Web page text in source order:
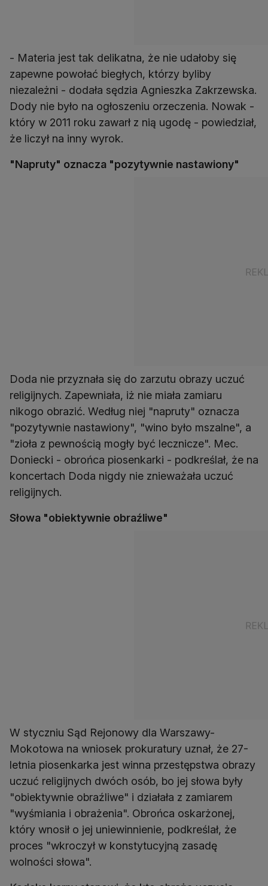
- Materia jest tak delikatna, że nie udałoby się
zapewne powołać biegłych, którzy byliby
niezależni - dodała sędzia Agnieszka Zakrzewska.
Dody nie było na ogłoszeniu orzeczenia. Nowak -
który w 2011 roku zawarł z nią ugodę - powiedział,
że liczył na inny wyrok.
"Napruty" oznacza "pozytywnie nastawiony"
Doda nie przyznała się do zarzutu obrazy uczuć
religijnych. Zapewniała, iż nie miała zamiaru
nikogo obrazić. Według niej "napruty" oznacza
"pozytywnie nastawiony", "wino było mszalne", a
"zioła z pewnością mogły być lecznicze". Mec.
Doniecki - obrońca piosenkarki - podkreślał, że na
koncertach Doda nigdy nie znieważała uczuć
religijnych.
Słowa "obiektywnie obraźliwe"
W styczniu Sąd Rejonowy dla Warszawy-
Mokotowa na wniosek prokuratury uznał, że 27-
letnia piosenkarka jest winna przestępstwa obrazy
uczuć religijnych dwóch osób, bo jej słowa były
"obiektywnie obraźliwe" i działała z zamiarem
"wyśmiania i obrażenia". Obrońca oskarżonej,
który wnosił o jej uniewinnienie, podkreślał, że
proces "wkroczył w konstytucyjną zasadę
wolności słowa".